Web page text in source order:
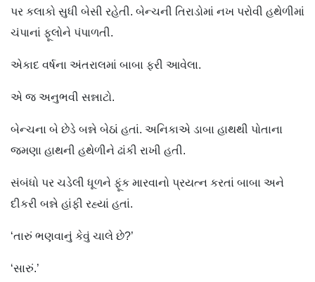
પર કલાકો સુધી બેસી રહેતી. બેન્ચની તિરાડોમાં નખ પરોવી હથેળીમાં
ચંપાનાં ફૂલોને પંપાળતી.
એકાદ વર્ષના અંતરાલમાં બાબા ફરી આવેલા.
એ જ અનુભવી સન્નાટો.
બેન્ચના બે છેડે બન્ને બેઠાં હતાં. અનિકાએ ડાબા હાથથી પોતાના
જમણા હાથની હથેળીને ઢાંકી રાખી હતી.
સંબંધો પર ચડેલી ધૂળને ફૂંક મારવાનો પ્રયત્ન કરતાં બાબા અને
દીકરી બન્ને હાંફી રહ્યાં હતાં.
‘તારું ભણવાનું કેવું ચાલે છે?’
‘સારું.’